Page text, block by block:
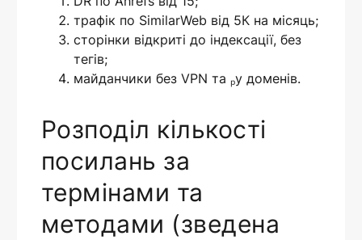
трафік по SimilarWeb від 5К на місяць;
сторінки відкриті до індексації, без
тегів;
майданчики без VPN та ₚу доменів.
Розподіл кількості
посилань за
термінами та
методами (зведена